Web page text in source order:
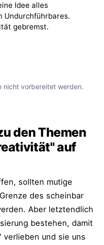
Idee alles
Undurchführbares.
gebremst.
nicht vorbereitet werden.
den Themen
auf
sollten mutige
des scheinbar
Aber letztendlich
bestehen, damit
und sie uns